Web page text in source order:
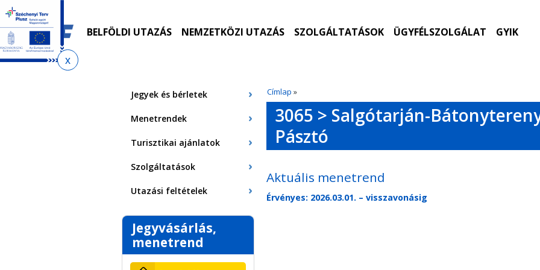
Ugrás
menetrendkeresőhöz
Ugrás
az
almenühöz
Ugrás
tartalomra
Ugrás
az
oldaltérképre
BELFÖLDI UTAZÁS NEMZETKÖZI UTAZÁS SZOLGÁLTATÁSOK ÜGYFÉLSZOLGÁLAT GYIK
Címlap »
Jegyek és bérletek
Menetrendek
Turisztikai ajánlatok
Szolgáltatások
Utazási feltételek
Jegyvásárlás,
menetrend
3065 > Salgótarján-
Pásztó
Aktuális menetrend
Érvényes: 2026.03.01. – visszavonásig